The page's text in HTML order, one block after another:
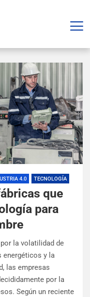
4.0 TECNOLOGÍA
que
para
la volatilidad de
energéticos y la
las empresas
por la
Según un reciente